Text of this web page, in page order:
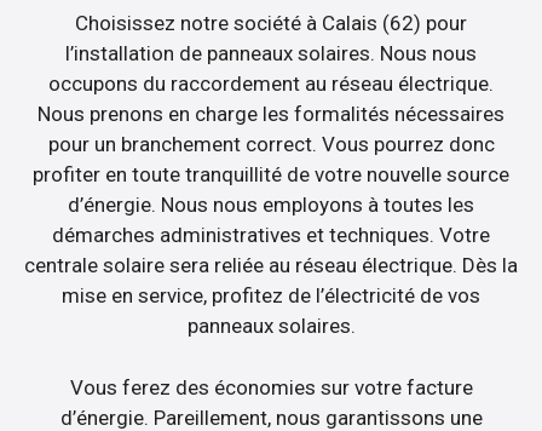
Choisissez notre société à Calais (62) pour
l’installation de panneaux solaires. Nous nous
occupons du raccordement au réseau électrique.
Nous prenons en charge les formalités nécessaires
pour un branchement correct. Vous pourrez donc
profiter en toute tranquillité de votre nouvelle source
d’énergie. Nous nous employons à toutes les
démarches administratives et techniques. Votre
centrale solaire sera reliée au réseau électrique. Dès la
mise en service, profitez de l’électricité de vos
panneaux solaires.
Vous ferez des économies sur votre facture
d’énergie. Pareillement, nous garantissons une